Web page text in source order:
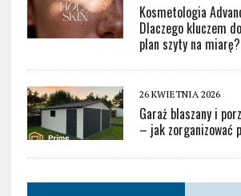
Kosmetologia
Dlaczego kluczem
plan szyty na miarę?
26 KWIETNIA 2026
Garaż blaszany i
– jak zorganizować